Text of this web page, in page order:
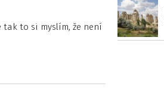
tak to si myslím, že není